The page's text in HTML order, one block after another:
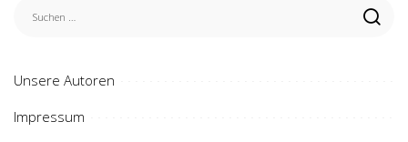
Unsere Autoren
Impressum